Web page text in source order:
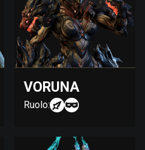
VORUNA
Ruolo: